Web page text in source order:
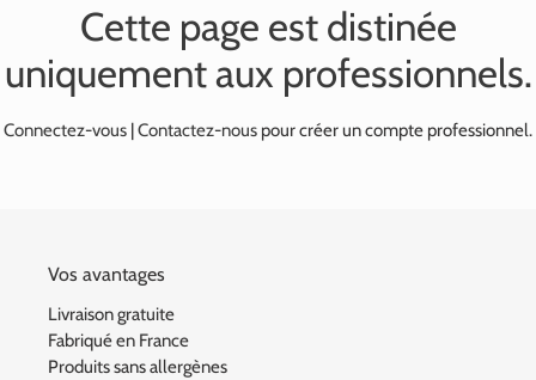
Cette page est distinée
uniquement aux professionnels.
Connectez-vous Contactez-nous pour créer un compte professionnel.
Vos avantages
Livraison gratuite
Fabriqué en France
Produits sans allergènes